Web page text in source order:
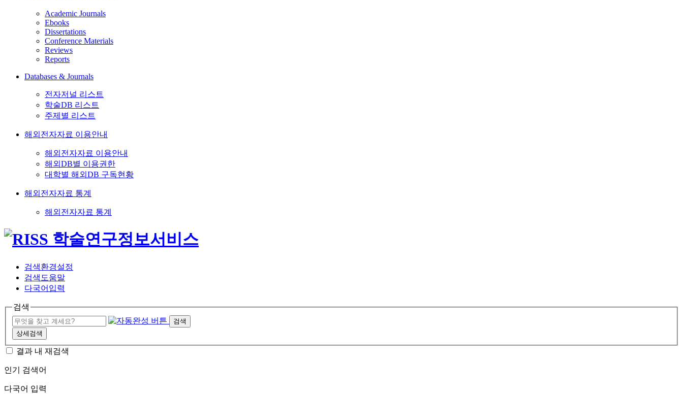
Academic Journals
Ebooks
Dissertations
Conference Materials
Reviews
Reports
Databases & Journals
전자저널 리스트
학술DB 리스트
주제별 리스트
해외전자자료 이용안내
해외전자자료 이용안내
해외DB별 이용권한
대학별 해외DB 구독현황
해외전자자료 통계
해외전자자료 통계
검색환경설정
검색도움말
다국어입력
검색
검색
상세검색
결과 내 재검색
인기 검색어
다국어 입력